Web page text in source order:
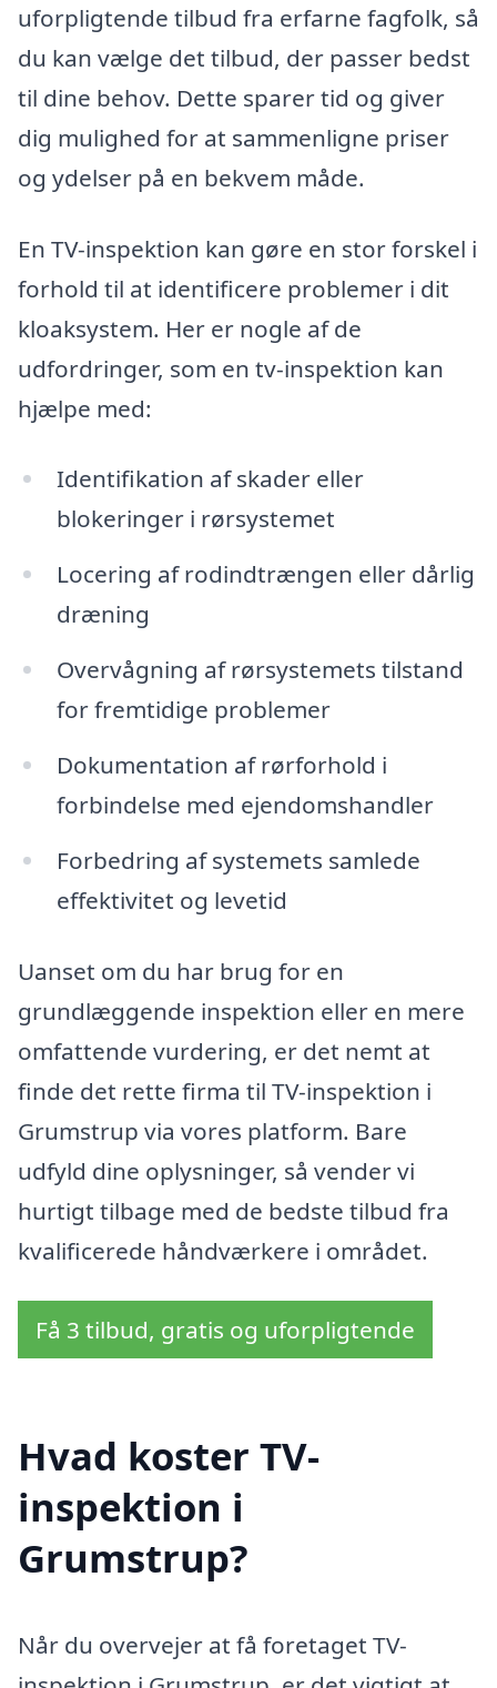
uforpligtende tilbud fra erfarne fagfolk, så
du kan vælge det tilbud, der passer bedst
til dine behov. Dette sparer tid og giver
dig mulighed for at sammenligne priser
og ydelser på en bekvem måde.
En TV-inspektion kan gøre en stor forskel i
forhold til at identificere problemer i dit
kloaksystem. Her er nogle af de
udfordringer, som en tv-inspektion kan
hjælpe med:
Identifikation af skader eller
blokeringer i rørsystemet
Locering af rodindtrængen eller dårlig
dræning
Overvågning af rørsystemets tilstand
for fremtidige problemer
Dokumentation af rørforhold i
forbindelse med ejendomshandler
Forbedring af systemets samlede
effektivitet og levetid
Uanset om du har brug for en
grundlæggende inspektion eller en mere
omfattende vurdering, er det nemt at
finde det rette firma til TV-inspektion i
Grumstrup via vores platform. Bare
udfyld dine oplysninger, så vender vi
hurtigt tilbage med de bedste tilbud fra
kvalificerede håndværkere i området.
Få 3 tilbud, gratis og uforpligtende
Hvad koster TV-
inspektion i
Grumstrup?
Når du overvejer at få foretaget TV-